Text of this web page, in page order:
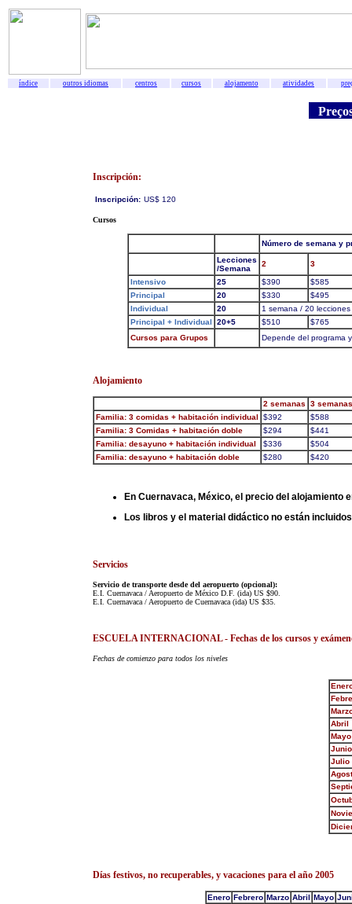
índice outros idiomas centros cursos alojamento atividades
Inscripción:
Inscripción: US$ 120
Cursos
Número de semana y
Lecciones
/Semana
2 3
Intensivo 25 $390
$585
Principal
20 $330
$495
Individual
20
1 semana / 20
Principal + Individual
20+5 $510
$765
Cursos para Grupos
Depende del programa
Alojamiento
2 semanas
3 semanas
Familia: 3 comidas + habitación individual
$392
$588
Familia: 3 Comidas + habitación doble
$294
$441
Familia: desayuno + habitación individual
$336
$504
Familia: desayuno + habitación doble
$280 $420
En Cuernavaca, México, el precio del alojamiento
Los libros y el material didáctico no están
Servicios
Servicio de transporte desde del aeropuerto (opcional):
E.I. Cuernavaca / Aeropuerto de México D.F. (ida) US $90.
E.I. Cuernavaca / Aeropuerto de Cuernavaca (ida) US $35.
ESCUELA INTERNACIONAL - Fechas de los cursos y
Fechas de comienzo para todos los niveles
Abril
Mayo
Junio
Julio
Días festivos, no recuperables, y vacaciones para el año 2005
Enero Febrero Marzo Abril Mayo